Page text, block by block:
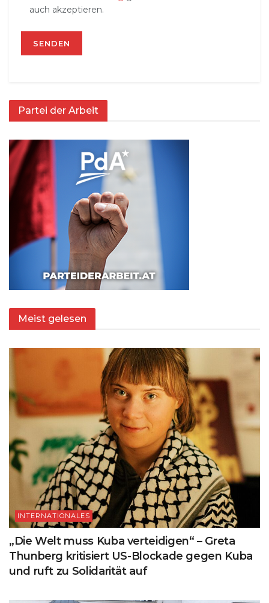
auch akzeptieren.
Partei der Arbeit
Meist gelesen
INTERNATIONALES
„Die Welt muss Kuba verteidigen“ – Greta
Thunberg kritisiert US-Blockade gegen Kuba
und ruft zu Solidarität auf